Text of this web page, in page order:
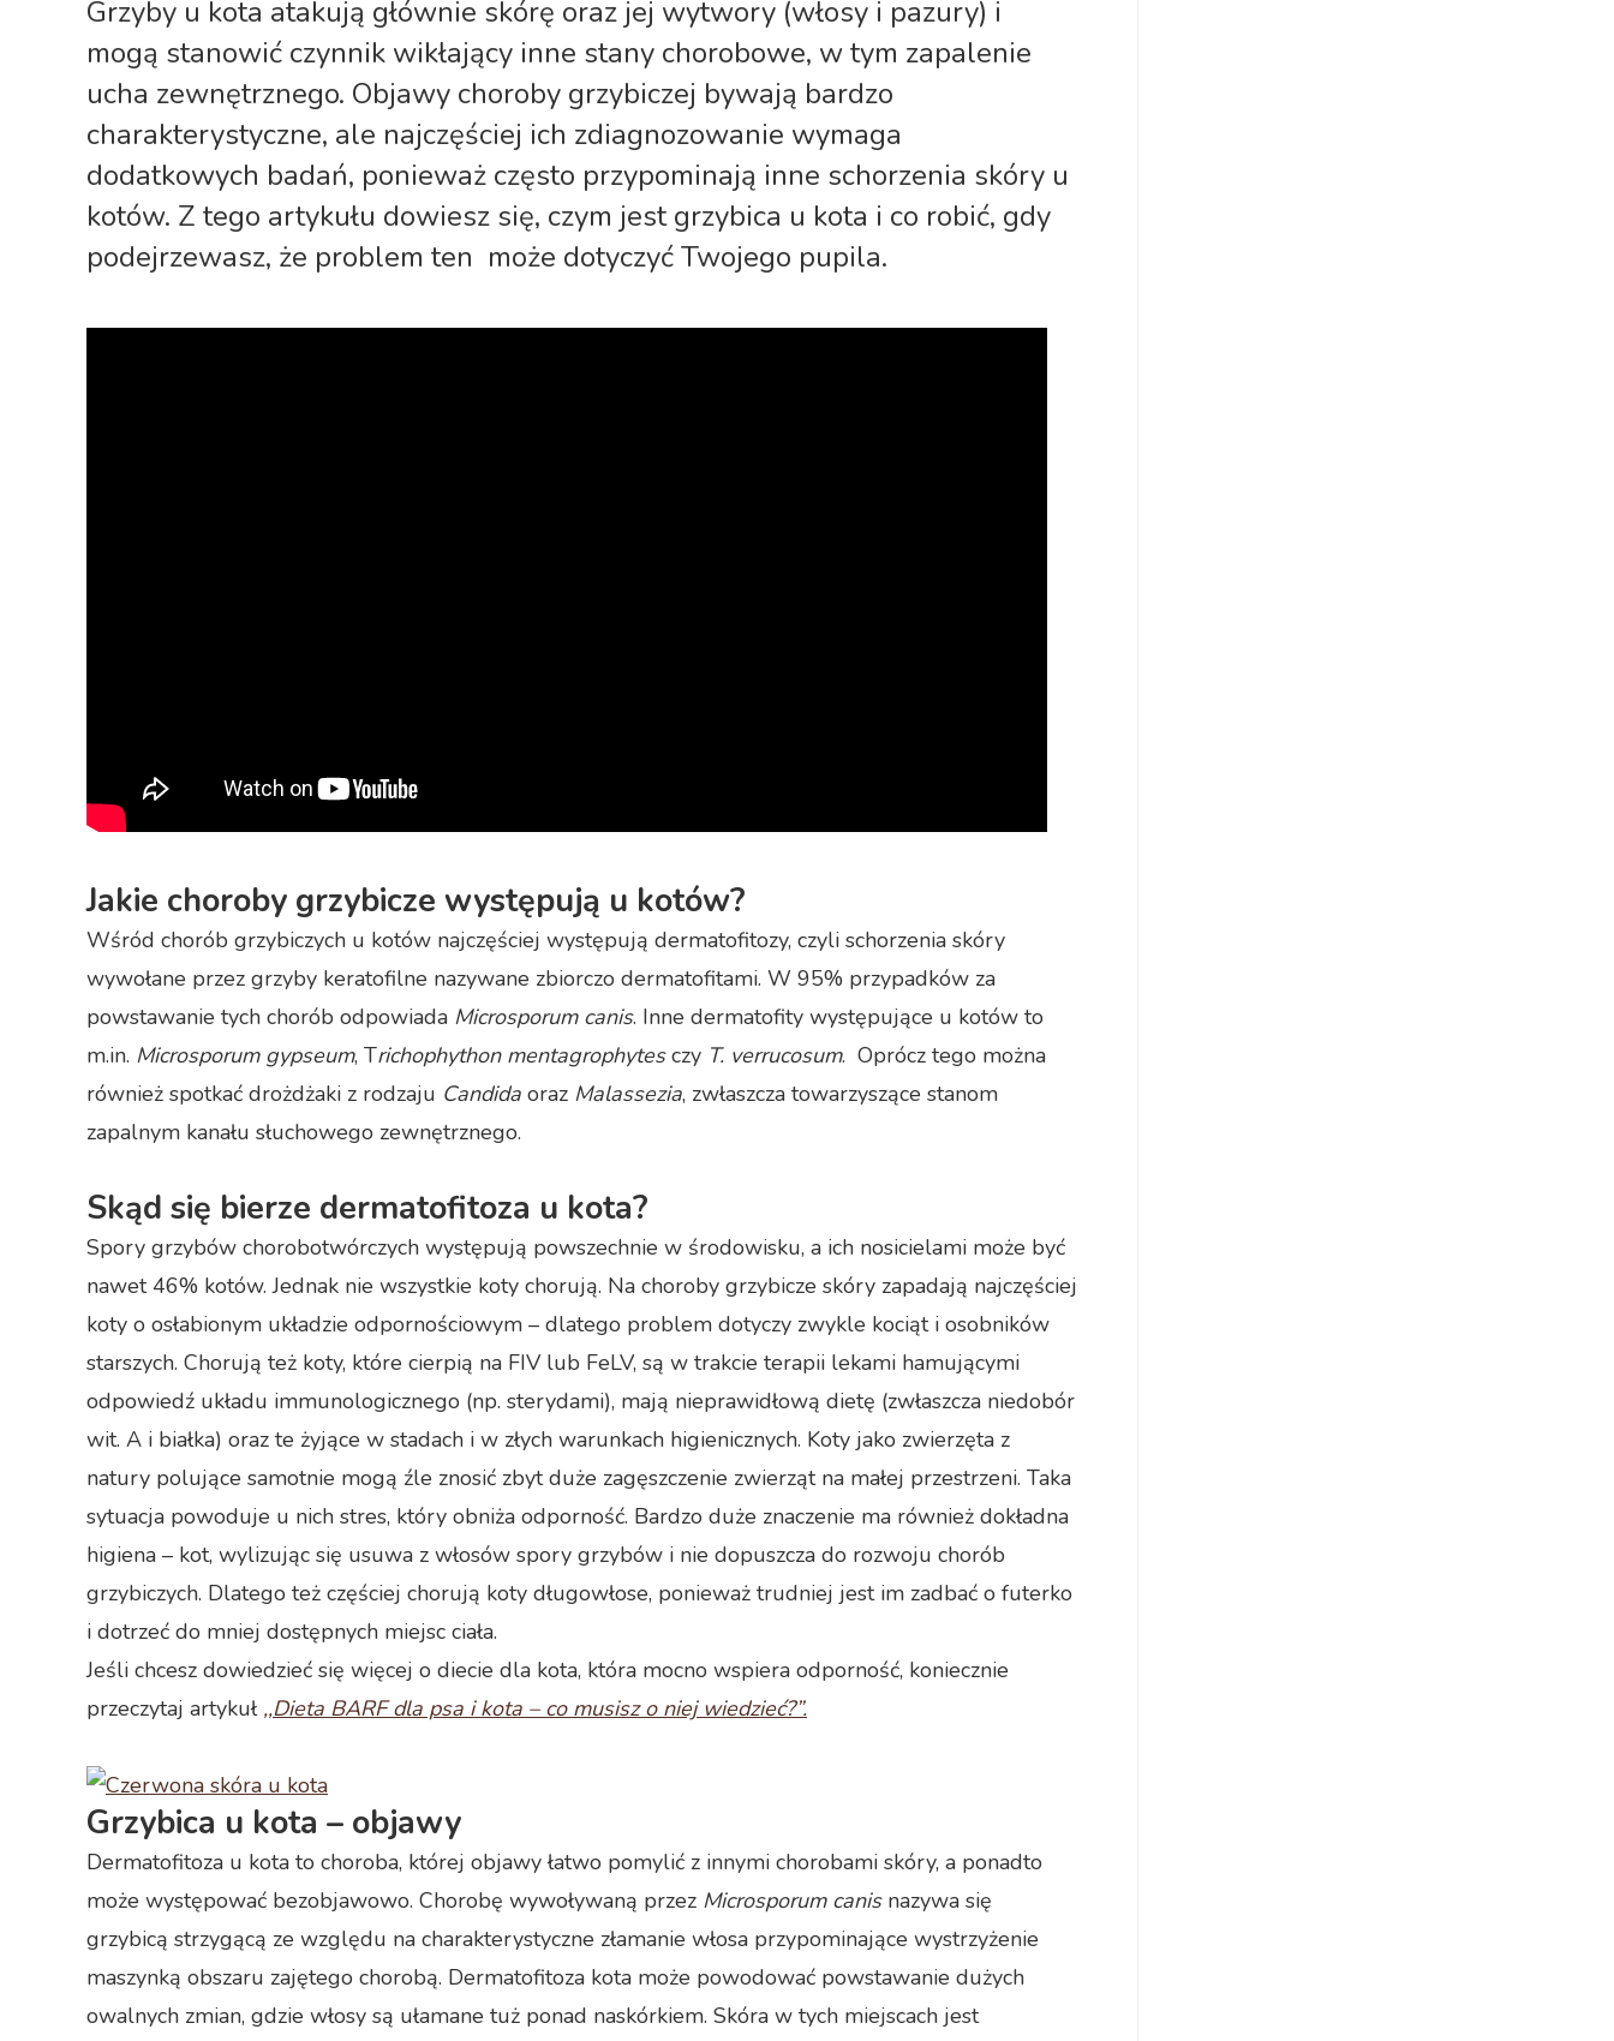
Grzyby u kota atakują głównie skórę oraz jej wytwory (włosy i pazury) i
mogą stanowić czynnik wikłający inne stany chorobowe, w tym zapalenie
ucha zewnętrznego. Objawy choroby grzybiczej bywają bardzo
charakterystyczne, ale najczęściej ich zdiagnozowanie wymaga
dodatkowych badań, ponieważ często przypominają inne schorzenia skóry u
kotów. Z tego artykułu dowiesz się, czym jest grzybica u kota i co robić, gdy
podejrzewasz, że problem ten może dotyczyć Twojego pupila.
Jakie choroby grzybicze występują u kotów?
Wśród chorób grzybiczych u kotów najczęściej występują dermatofitozy, czyli schorzenia skóry
wywołane przez grzyby keratofilne nazywane zbiorczo dermatofitami. W 95% przypadków za
powstawanie tych chorób odpowiada Microsporum canis. Inne dermatofity występujące u kotów to
m.in. Microsporum gypseum, Trichophython mentagrophytesczy T. verrucosum. Oprócz tego można
również spotkać drożdżaki z rodzaju Candida oraz Malassezia, zwłaszcza towarzyszące stanom
zapalnym kanału słuchowego zewnętrznego.
Skąd się bierze dermatofitoza u kota?
Spory grzybów chorobotwórczych występują powszechnie w środowisku, a ich nosicielami może być
nawet 46% kotów. Jednak nie wszystkie koty chorują. Na choroby grzybicze skóry zapadają najczęściej
koty o osłabionym układzie odpornościowym – dlatego problem dotyczy zwykle kociąt i osobników
starszych. Chorują też koty, które cierpią na FIV lub FeLV, są w trakcie terapii lekami hamującymi
odpowiedź układu immunologicznego (np. sterydami), mają nieprawidłową dietę (zwłaszcza niedobór
wit. A i białka) oraz te żyjące w stadach i w złych warunkach higienicznych. Koty jako zwierzęta z
natury polujące samotnie mogą źle znosić zbyt duże zagęszczenie zwierząt na małej przestrzeni. Taka
sytuacja powoduje u nich stres, który obniża odporność. Bardzo duże znaczenie ma również dokładna
higiena – kot, wylizując się usuwa z włosów spory grzybów i nie dopuszcza do rozwoju chorób
grzybiczych. Dlatego też częściej chorują koty długowłose, ponieważ trudniej jest im zadbać o futerko
i dotrzeć do mniej dostępnych miejsc ciała.
Jeśli chcesz dowiedzieć się więcej o diecie dla kota, która mocno wspiera odporność, koniecznie
przeczytaj artykuł ,,Dieta BARF dla psa i kota – co musisz o niej wiedzieć?”.
Grzybica u kota – objawy
Dermatofitoza u kota to choroba, której objawy łatwo pomylić z innymi chorobami skóry, a ponadto
może występować bezobjawowo. Chorobę wywoływaną przez Microsporum canisnazywa się
grzybicą strzygącą ze względu na charakterystyczne złamanie włosa przypominające wystrzyżenie
maszynką obszaru zajętego chorobą. Dermatofitoza kota może powodować powstawanie dużych
owalnych zmian, gdzie włosy są ułamane tuż ponad naskórkiem. Skóra w tych miejscach jest